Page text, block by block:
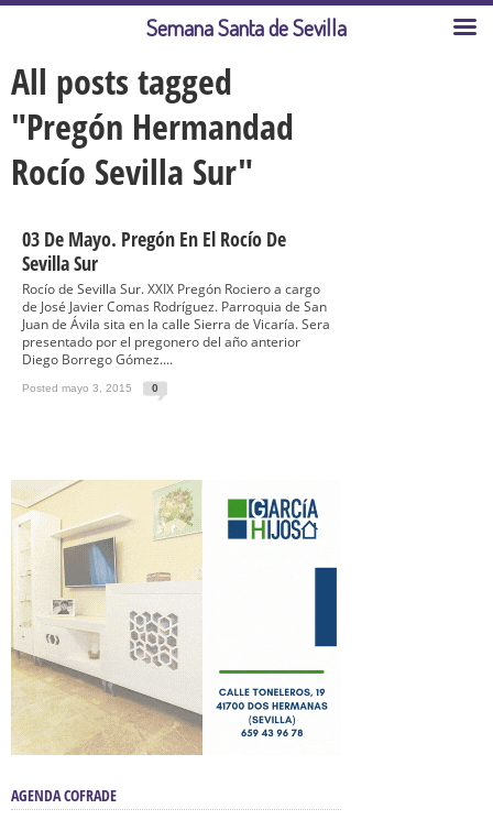
All posts tagged
"Pregón Hermandad
Rocío Sevilla Sur"
03 De Mayo. Pregón En El Rocío De
Sevilla Sur
Rocío de Sevilla Sur. XXIX Pregón Rociero a cargo
de José Javier Comas Rodríguez. Parroquia de San
Juan de Ávila sita en la calle Sierra de Vicaría. Sera
presentado por el pregonero del año anterior
Diego Borrego Gómez....
Posted mayo 3, 2015 0
AGENDA COFRADE
Semana Santa de Sevilla